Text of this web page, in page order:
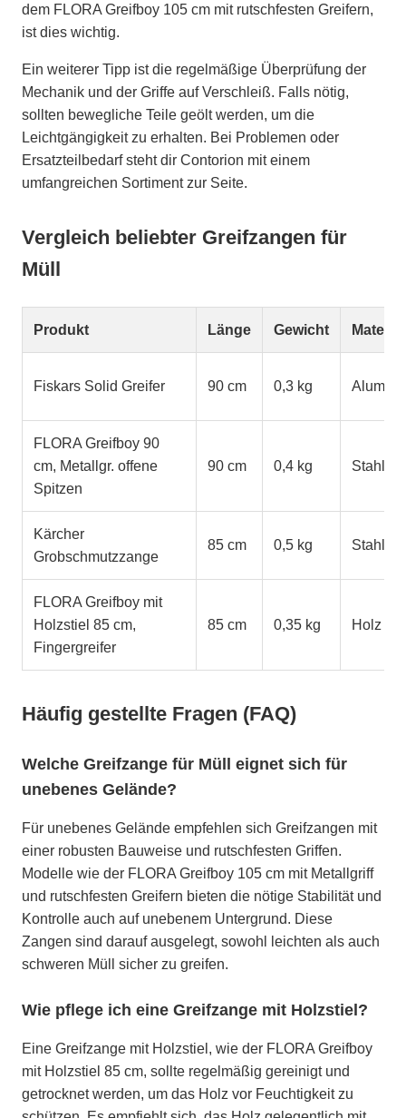
dem FLORA Greifboy 105 cm mit rutschfesten Greifern,
ist dies wichtig.
Ein weiterer Tipp ist die regelmäßige Überprüfung der
Mechanik und der Griffe auf Verschleiß. Falls nötig,
sollten bewegliche Teile geölt werden, um die
Leichtgängigkeit zu erhalten. Bei Problemen oder
Ersatzteilbedarf steht dir Contorion mit einem
umfangreichen Sortiment zur Seite.
Vergleich beliebter Greifzangen für
Müll
Produkt Länge Gewicht Material
Fiskars Solid Greifer 90 cm 0,3 kg
FLORA Greifboy 90
cm, Metallgr. offene
Spitzen
90 cm 0,4 kg Stahl
Kärcher
Grobschmutzzange
85 cm 0,5 kg Stahl
FLORA Greifboy mit
Holzstiel 85 cm,
Fingergreifer
85 cm 0,35 kg Holz
Häufig gestellte Fragen (FAQ)
Welche Greifzange für Müll eignet sich für
unebenes Gelände?
Für unebenes Gelände empfehlen sich Greifzangen mit
einer robusten Bauweise und rutschfesten Griffen.
Modelle wie der FLORA Greifboy 105 cm mit Metallgriff
und rutschfesten Greifern bieten die nötige Stabilität und
Kontrolle auch auf unebenem Untergrund. Diese
Zangen sind darauf ausgelegt, sowohl leichten als auch
schweren Müll sicher zu greifen.
Wie pflege ich eine Greifzange mit Holzstiel?
Eine Greifzange mit Holzstiel, wie der FLORA Greifboy
mit Holzstiel 85 cm, sollte regelmäßig gereinigt und
getrocknet werden, um das Holz vor Feuchtigkeit zu